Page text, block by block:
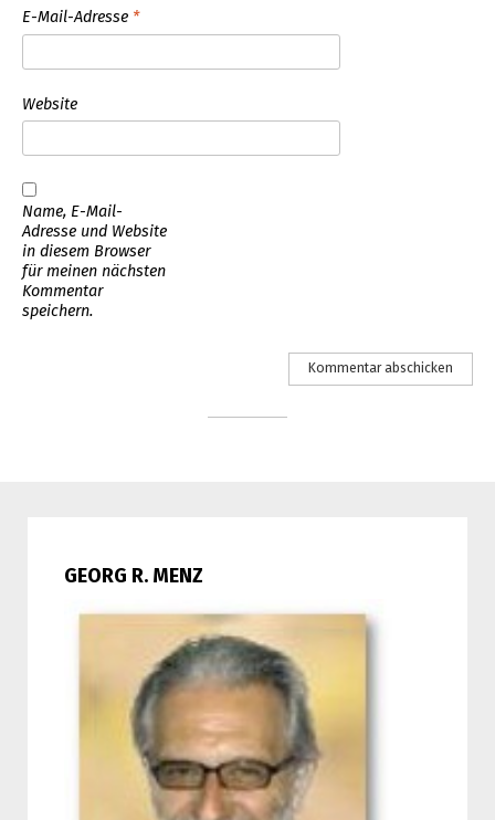
E-Mail-Adresse *
Website
Name, E-Mail-
Adresse und Website
in diesem Browser
für meinen nächsten
Kommentar
speichern.
GEORG R. MENZ